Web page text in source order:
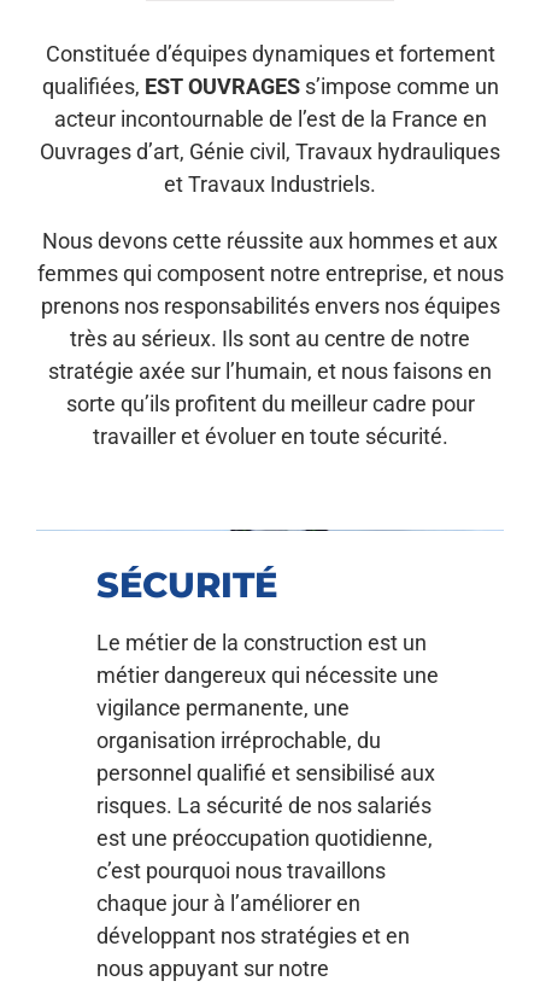
NOUS REJOINDRE
Constituée d’équipes dynamiques et fortement
qualifiées, EST OUVRAGESs’impose comme un
acteur incontournable de l’est de la France en
Ouvrages d’art, Génie civil, Travaux hydrauliques
et Travaux Industriels.
Nous devons cette réussite aux hommes et aux
femmes qui composent notre entreprise, et nous
prenons nos responsabilités envers nos équipes
très au sérieux. Ils sont au centre de notre
stratégie axée sur l’humain, et nous faisons en
sorte qu’ils profitent du meilleur cadre pour
travailler et évoluer en toute sécurité.
SÉCURITÉ
Le métier de la construction est un
métier dangereux qui nécessite une
vigilance permanente, une
organisation irréprochable, du
personnel qualifié et sensibilisé aux
risques. La sécurité de nos salariés
est une préoccupation quotidienne,
c’est pourquoi nous travaillons
chaque jour à l’améliorer en
développant nos stratégies et en
nous appuyant sur notre